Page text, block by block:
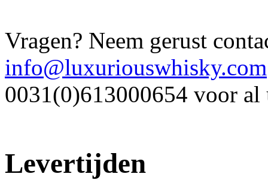
Vragen? Neem gerust
info@luxuriouswhisky.com
0031(0)613000654 voor
Levertijden